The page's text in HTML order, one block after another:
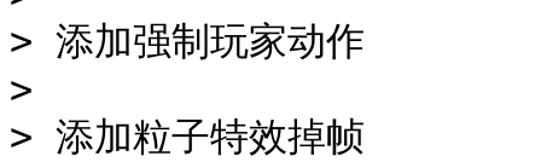
> 添加强制玩家动作
>
> 添加粒子特效掉帧